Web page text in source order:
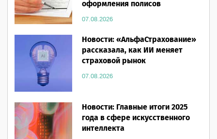
оформления полисов
07.08.2026
Новости: «АльфаСтрахование»
рассказала, как ИИ меняет
страховой рынок
07.08.2026
Новости: Главные итоги 2025
года в сфере искусственного
интеллекта